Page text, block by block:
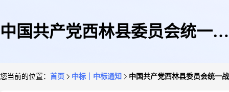
中国共产党西林县委员会统一战
您当前的位置： 首页 中标｜中标通知 中国共产党西林县委员会统一